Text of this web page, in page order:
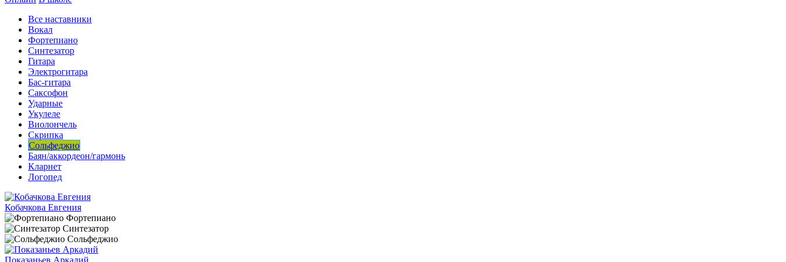
Все наставники
Вокал
Фортепиано
Синтезатор
Гитара
Электрогитара
Бас-гитара
Саксофон
Ударные
Укулеле
Виолончель
Скрипка
Сольфеджио
Баян/аккордеон/гармонь
Кларнет
Логопед
Кобачкова Евгения
Фортепиано
Синтезатор
Сольфеджио
Показаньев Аркадий